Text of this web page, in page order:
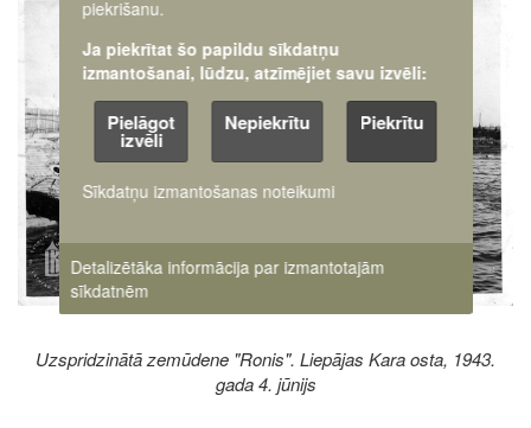
Uzspridzinātā zemūdene "Ronis". Liepājas Kara osta, 1943.
gada 4. jūnijs
piekrišanu.
Ja piekrītat šo papildu sīkdatņu
izmantošanai, lūdzu, atzīmējiet savu izvēli:
Pielāgot
izvēli
Nepiekrītu Piekrītu
Sīkdatņu izmantošanas noteikumi
Detalizētāka informācija par izmantotajām
sīkdatnēm